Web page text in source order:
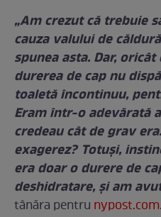
„Am crezut că trebuie
cauza valului de
spunea asta. Dar,
durerea de cap nu
toaletă încontinuu,
Eram într-o adevărată
credeau cât de grav
exagerez? Totuși,
era doar o durere de
deshidratare, și am
tânăra pentru nypost.com.